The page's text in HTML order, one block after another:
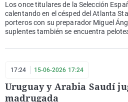
Los once titulares de la Selección
calentando en el césped del Atlanta
porteros con su preparador Miguel
suplentes también se encuentra
17:24 15-06-2026 17:24
Uruguay y Arabia Saudí
madrugada